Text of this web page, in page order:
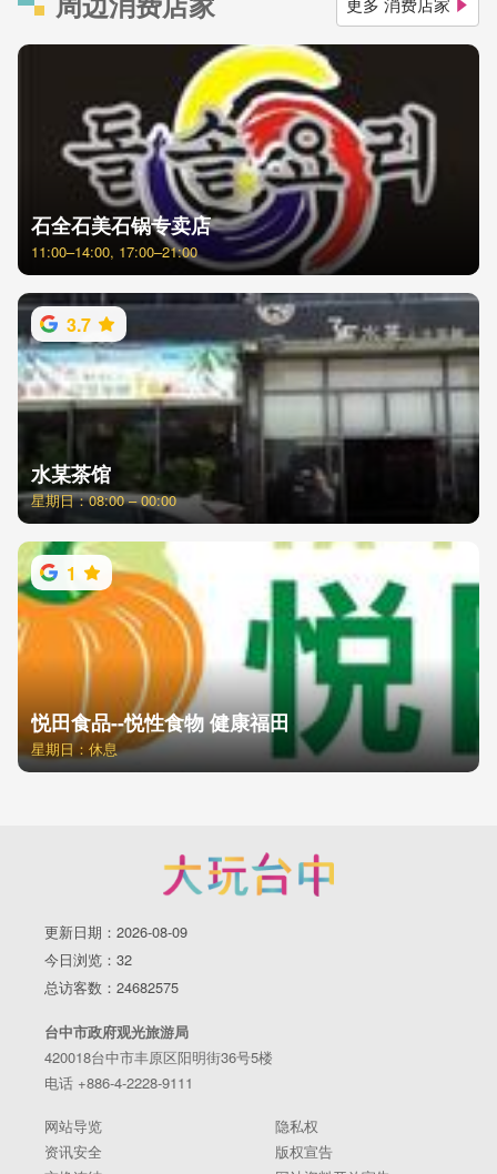
石全石美石锅专卖店
11:00–14:00, 17:00–21:00
3.7
水某茶馆
星期日：08:00 – 00:00
1
悦田食品--悦性食物 健康福田
星期日：休息
更新日期：2026-08-09
今日浏览：32
总访客数：24682575
台中市政府观光旅游局
420018台中市丰原区阳明街36号5楼
电话 +886-4-2228-9111
网站导览
隐私权
资讯安全
版权宣告